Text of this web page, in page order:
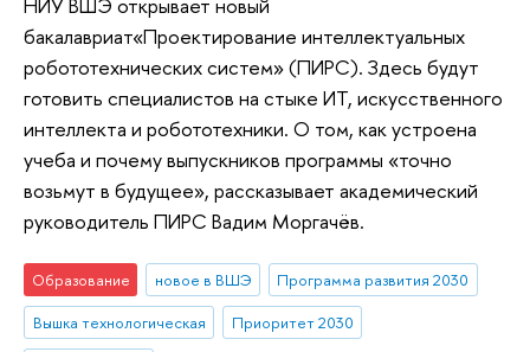
НИУ ВШЭ открывает новый
бакалавриат«Проектирование интеллектуальных
робототехнических систем» (ПИРС). Здесь будут
готовить специалистов на стыке ИТ, искусственного
интеллекта и робототехники. О том, как устроена
учеба и почему выпускников программы «точно
возьмут в будущее», рассказывает академический
руководитель ПИРС Вадим Моргачёв.
Образование новое в ВШЭ
Программа развития 2030
Вышка технологическая
Приоритет 2030